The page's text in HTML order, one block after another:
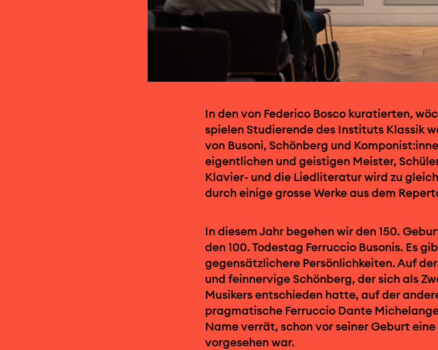
In den von Federico Bosco kuratierten,
spielen Studierende des Instituts Klassik
von Busoni, Schönberg und
eigentlichen und geistigen Meister,
Klavier- und die Liedliteratur wird zu
durch einige grosse Werke aus dem
In diesem Jahr begehen wir den 150.
den 100. Todestag Ferruccio Busonis. Es
gegensätzlichere Persönlichkeiten. Auf
und feinnervige Schönberg, der sich als
Musikers entschieden hatte, auf der
pragmatische Ferruccio Dante
Name verrät, schon vor seiner Geburt
vorgesehen war.